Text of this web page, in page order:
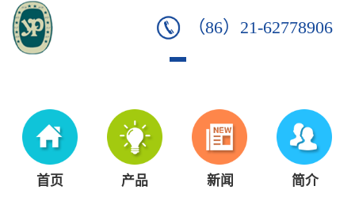
（86）21-62778906
首页 产品 新闻 简介